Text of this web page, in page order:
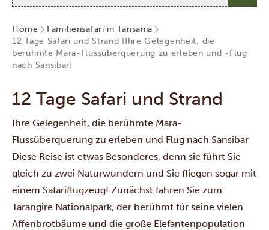
Home
Familiensafari in Tansania
12 Tage Safari und Strand [Ihre Gelegenheit, die
berühmte Mara-Flussüberquerung zu erleben und -Flug
nach Sansibar]
12 Tage Safari und Strand
Ihre Gelegenheit, die berühmte Mara-
Flussüberquerung zu erleben und Flug nach Sansibar
Diese Reise ist etwas Besonderes, denn sie führt Sie
gleich zu zwei Naturwundern und Sie fliegen sogar mit
einem Safariflugzeug! Zunächst fahren Sie zum
Tarangire Nationalpark, der berühmt für seine vielen
Affenbrotbäume und die große Elefantenpopulation